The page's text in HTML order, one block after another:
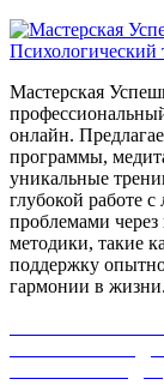
Мастерская
онлайн.
программы,
уникальные
глубокой работе
проблемами через
методики, такие
поддержку
гармонии в жизни.